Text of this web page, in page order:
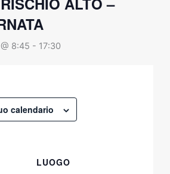
8:45 - 17:30
calendario
LUOGO